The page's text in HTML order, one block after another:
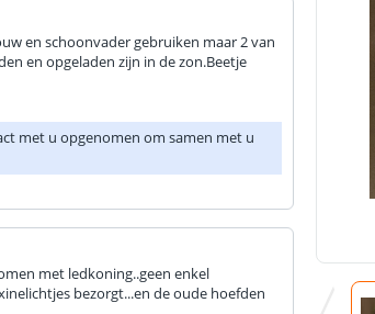
en schoonvader gebruiken maar 2 van
en opgeladen zijn in de zon.Beetje
met u opgenomen om samen met u
met ledkoning..geen enkel
bezorgt...en de oude hoefden